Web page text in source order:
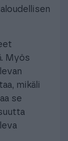
Myös
mikäli
se